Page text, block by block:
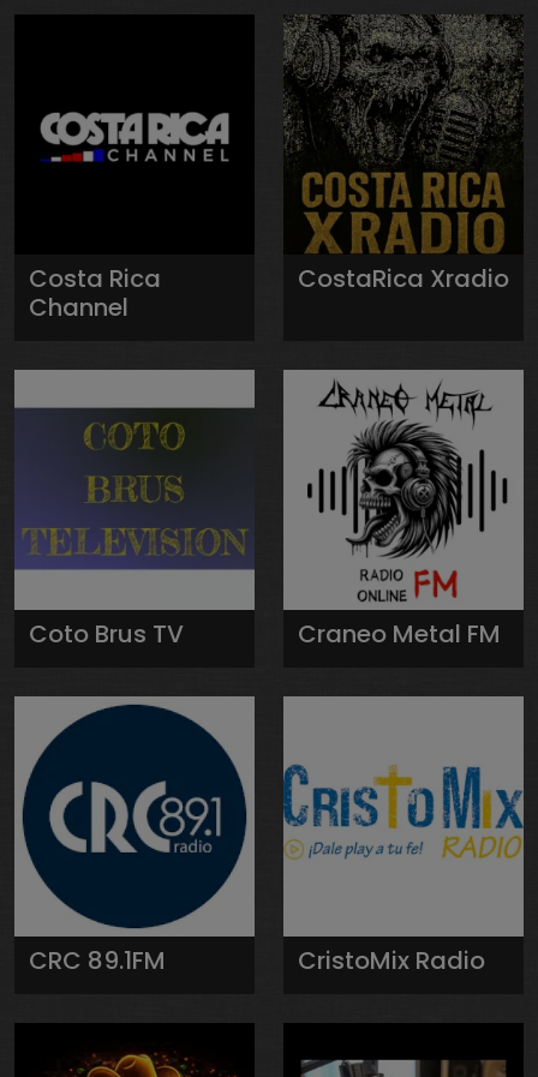
Costa Rica
Channel
CostaRica Xradio
Coto Brus TV Craneo Metal FM
CRC 89.1FM CristoMix Radio